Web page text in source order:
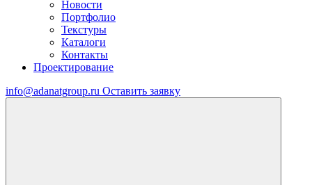
Новости
Портфолио
Текстуры
Каталоги
Контакты
Проектирование
info@adanatgroup.ru Оставить заявку